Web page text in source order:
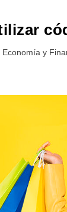
Economía y